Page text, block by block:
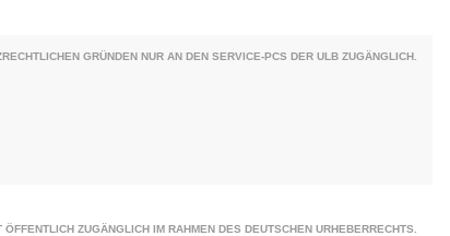
GRÜNDEN NUR AN DEN SERVICE-PCS DER ULB ZUGÄNGLICH.
ZUGÄNGLICH IM RAHMEN DES DEUTSCHEN URHEBERRECHTS.